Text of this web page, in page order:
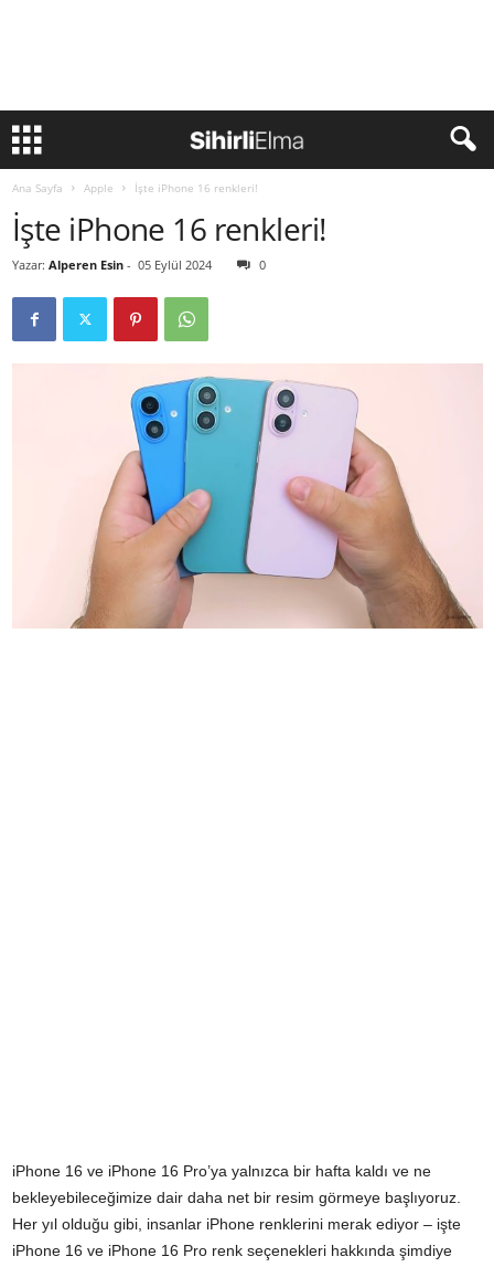
Ana Sayfa Apple İşte iPhone 16 renkleri!
İşte iPhone 16 renkleri!
Yazar: Alperen Esin - 05 Eylül 2024 0
iPhone 16 ve iPhone 16 Pro’ya yalnızca bir hafta kaldı ve ne
bekleyebileceğimize dair daha net bir resim görmeye başlıyoruz.
Her yıl olduğu gibi, insanlar iPhone renklerini merak ediyor – işte
iPhone 16 ve iPhone 16 Pro renk seçenekleri hakkında şimdiye